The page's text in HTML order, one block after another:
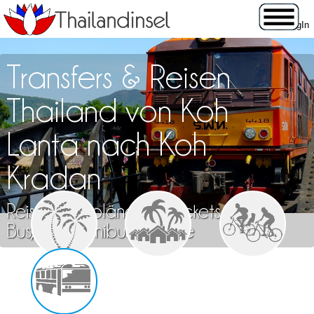
Transfers & Reisen
Thailand von Koh
Lanta nach Koh
Kradan
Reisen, Fahrpläne und Tickets für Zug,
Bus, Flug, Minibus & Fähre